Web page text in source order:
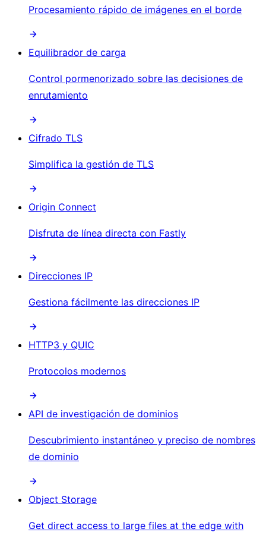
Procesamiento rápido de imágenes en el borde
Equilibrador de carga
Control pormenorizado sobre las decisiones de
enrutamiento
Cifrado TLS
Simplifica la gestión de TLS
Origin Connect
Disfruta de línea directa con Fastly
Direcciones IP
Gestiona fácilmente las direcciones IP
HTTP3 y QUIC
Protocolos modernos
API de investigación de dominios
Descubrimiento instantáneo y preciso de nombres
de dominio
Object Storage
Get direct access to large files at the edge with